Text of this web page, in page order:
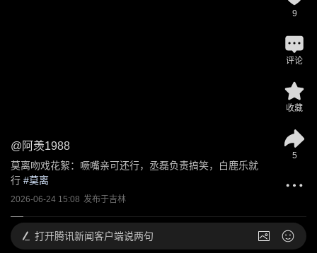
@ 阿羡1988
莫离吻戏花絮：噘嘴亲可还行，丞磊负责搞笑，白鹿乐就
行 #莫离
2026-06-24 15:08 发布于吉林
9
评论
收藏
5
打开腾讯新闻客户端说两句